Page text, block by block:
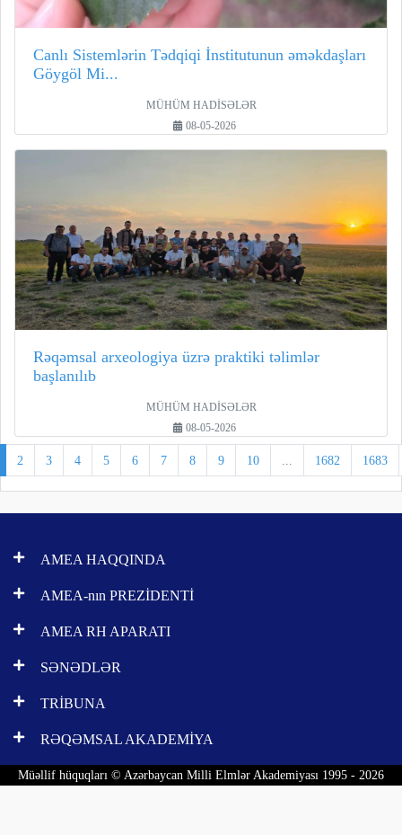
Canlı Sistemlərin Tədqiqi İnstitutunun əməkdaşları
Göygöl Mi...
MÜHÜM HADİSƏLƏR
08-05-2026
Rəqəmsal arxeologiya üzrə praktiki təlimlər
başlanılıb
MÜHÜM HADİSƏLƏR
08-05-2026
2 3 4 5 6 7 8 9 10 ... 1682 1683
AMEA HAQQINDA
AMEA-nın PREZİDENTİ
AMEA RH APARATI
SƏNƏDLƏR
TRİBUNA
RƏQƏMSAL AKADEMİYA
Müəllif hüquqları © Azərbaycan Milli Elmlər Akademiyası 1995 - 2026